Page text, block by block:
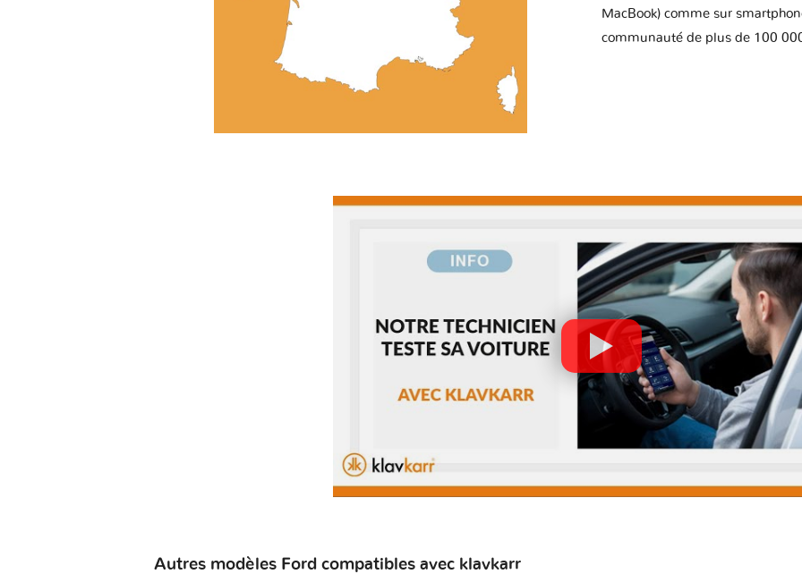
MacBook) comme sur
communauté de plus de 100
Autres modèles Ford compatibles avec klavkarr